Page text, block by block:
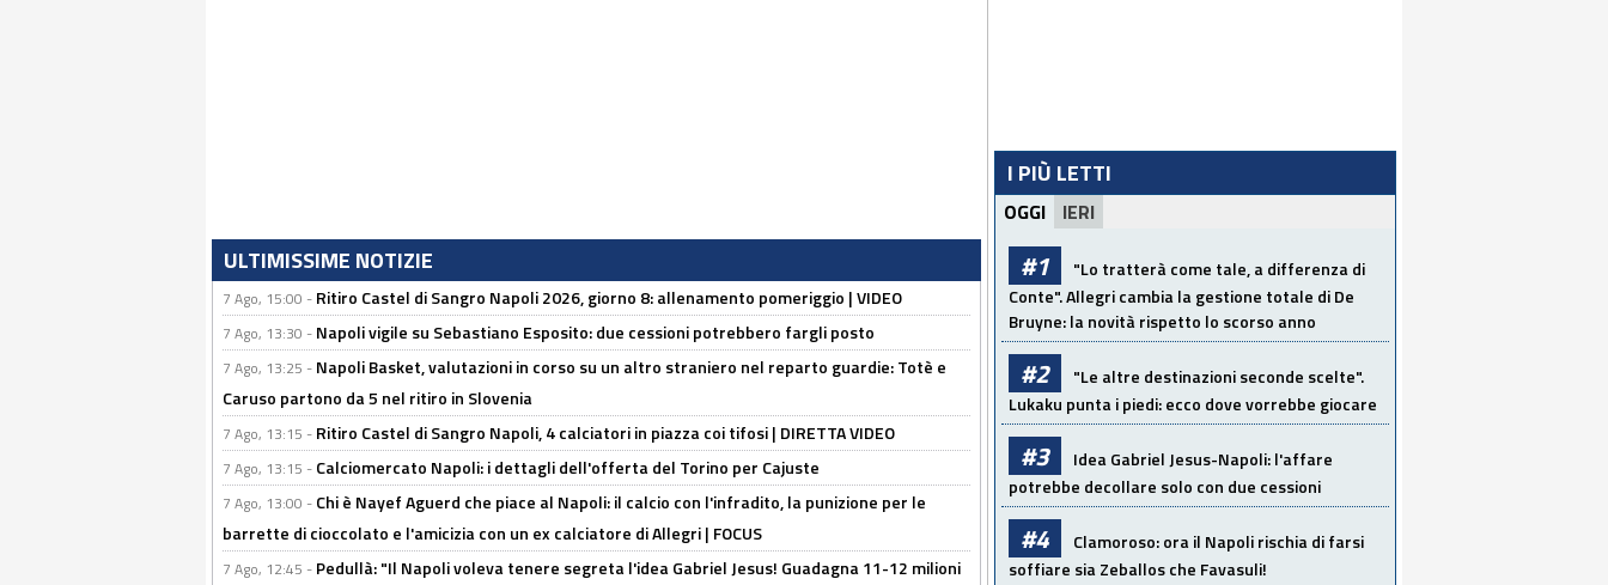
ULTIMISSIME NOTIZIE
7 Ago, 15:00 - Ritiro Castel di Sangro Napoli 2026, giorno 8: allenamento pomeriggio | VIDEO
7 Ago, 13:30 - Napoli vigile su Sebastiano Esposito: due cessioni potrebbero fargli posto
7 Ago, 13:25 - Napoli Basket, valutazioni in corso su un altro straniero nel reparto guardie: Totè e
Caruso partono da 5 nel ritiro in Slovenia
7 Ago, 13:15 - Ritiro Castel di Sangro Napoli, 4 calciatori in piazza coi tifosi | DIRETTA VIDEO
7 Ago, 13:15 - Calciomercato Napoli: i dettagli dell'offerta del Torino per Cajuste
7 Ago, 13:00 - Chi è Nayef Aguerd che piace al Napoli: il calcio con l'infradito, la punizione per le
barrette di cioccolato e l'amicizia con un ex calciatore di Allegri | FOCUS
7 Ago, 12:45 - Pedullà: "Il Napoli voleva tenere segreta l'idea Gabriel Jesus! Guadagna 11-12 milioni
I PIÙ LETTI
OGGI IERI
#1
"Lo tratterà come tale, a differenza di
Conte". Allegri cambia la gestione totale di De
Bruyne: la novità rispetto lo scorso anno
#2
"Le altre destinazioni seconde scelte".
Lukaku punta i piedi: ecco dove vorrebbe giocare
#3
Idea Gabriel Jesus-Napoli: l'affare
potrebbe decollare solo con due cessioni
#4
Clamoroso: ora il Napoli rischia di farsi
soffiare sia Zeballos che Favasuli!